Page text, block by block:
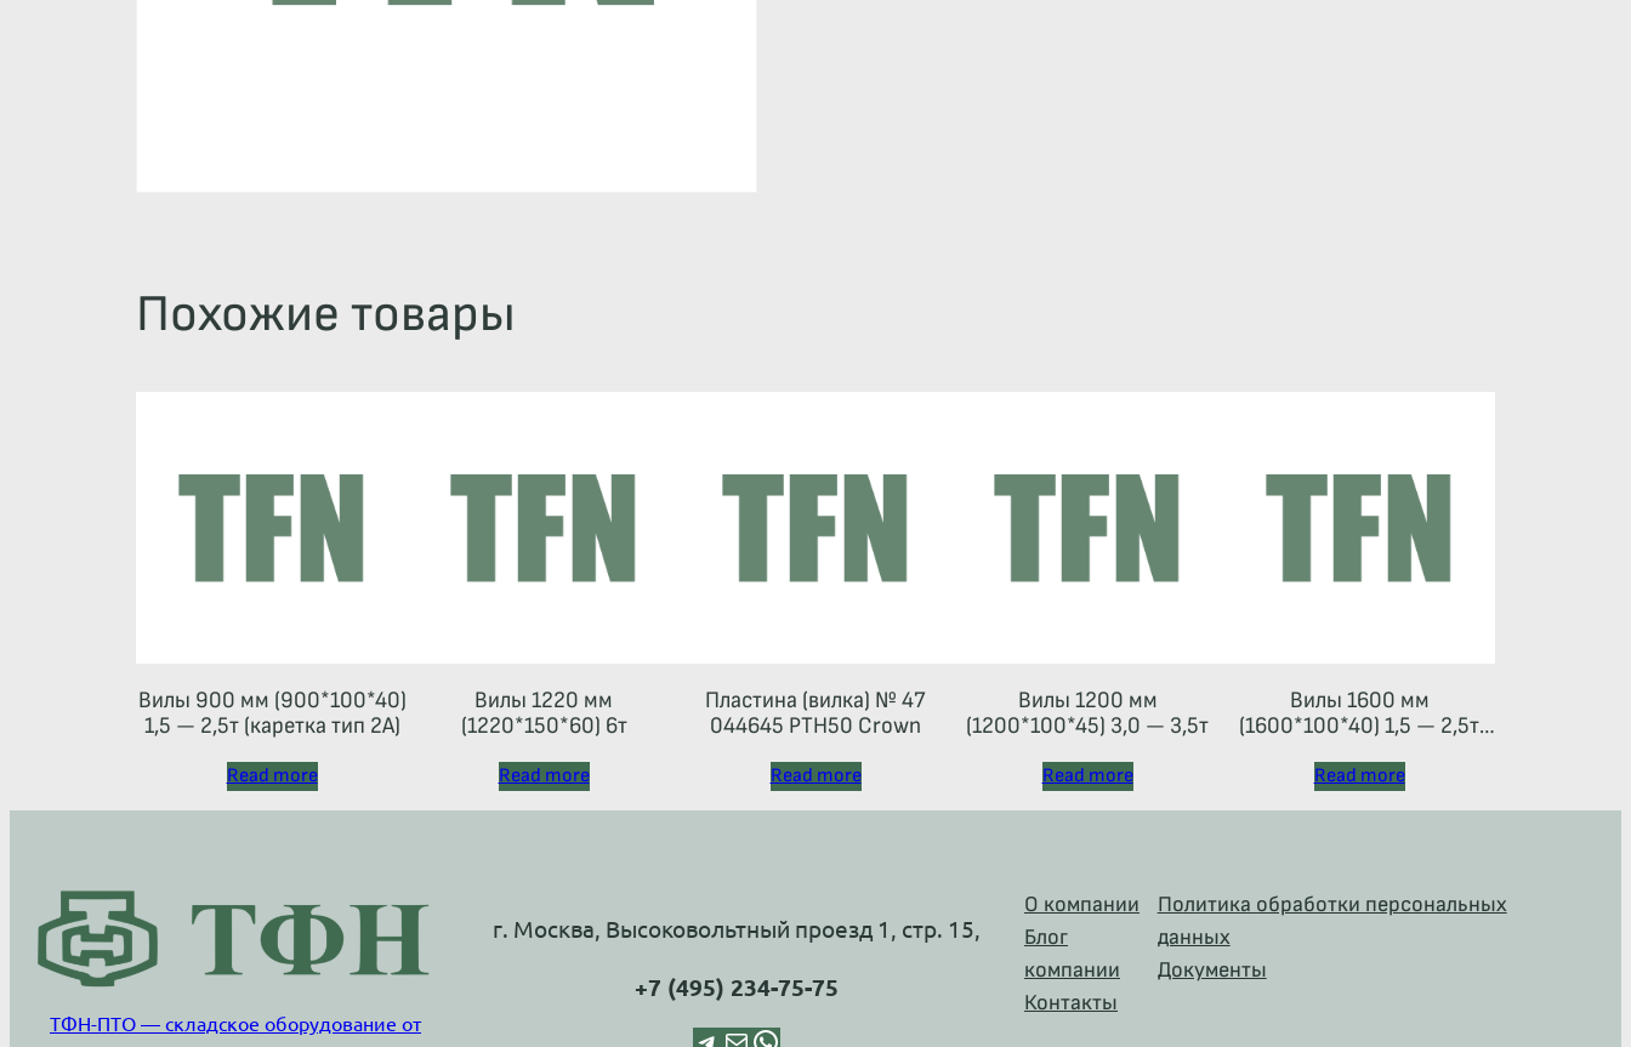
Похожие товары
Вилы 900 мм (900*100*40)
1,5 — 2,5т (каретка тип 2A)
Read more
Вилы 1220 мм
(1220*150*60) 6т
Read more
Пластина (вилка) № 47
044645 РТН50 Crown
Read more
Вилы 1200 мм
(1200*100*45) 3,0 — 3,5т
Read more
Вилы 1600 мм
(1600*100*40) 1,5 — 2,5т
Read more
ТФН-ПТО — складское оборудование от
г. Москва, Высоковольтный проезд 1, стр. 15,
+7 (495) 234-75-75
О компании
Блог
компании
Контакты
Политика обработки персональных
данных
Документы